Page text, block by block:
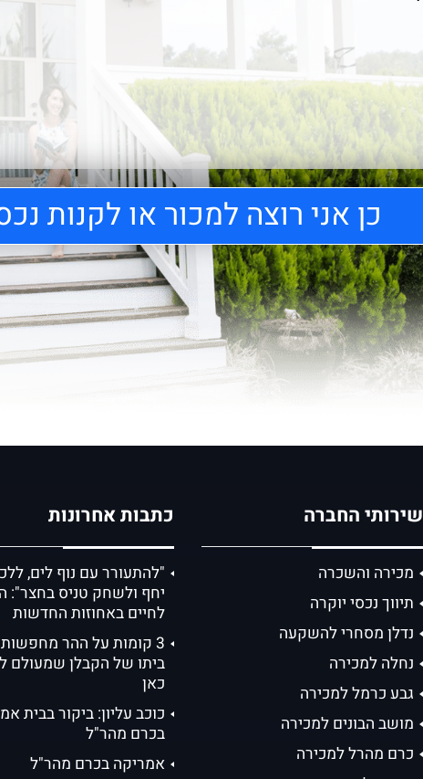
שירותי החברה
מכירה והשכרה
תיווך נכסי יוקרה
נדלן מסחרי להשקעה
נחלה למכירה
גבע כרמל למכירה
מושב הבונים למכירה
כרם מהרל למכירה
כתבות אחרונות
"להתעורר עם נוף לים,
יחף ולשחק טניס בחצר":
לחיים באחוזות החדשות
3 קומות על ההר
ביתו של הקבלן שמעולם
כאן
כוכב עליון: ביקור בבית
בכרם מהר"ל
אמריקה בכרם מהר"ל